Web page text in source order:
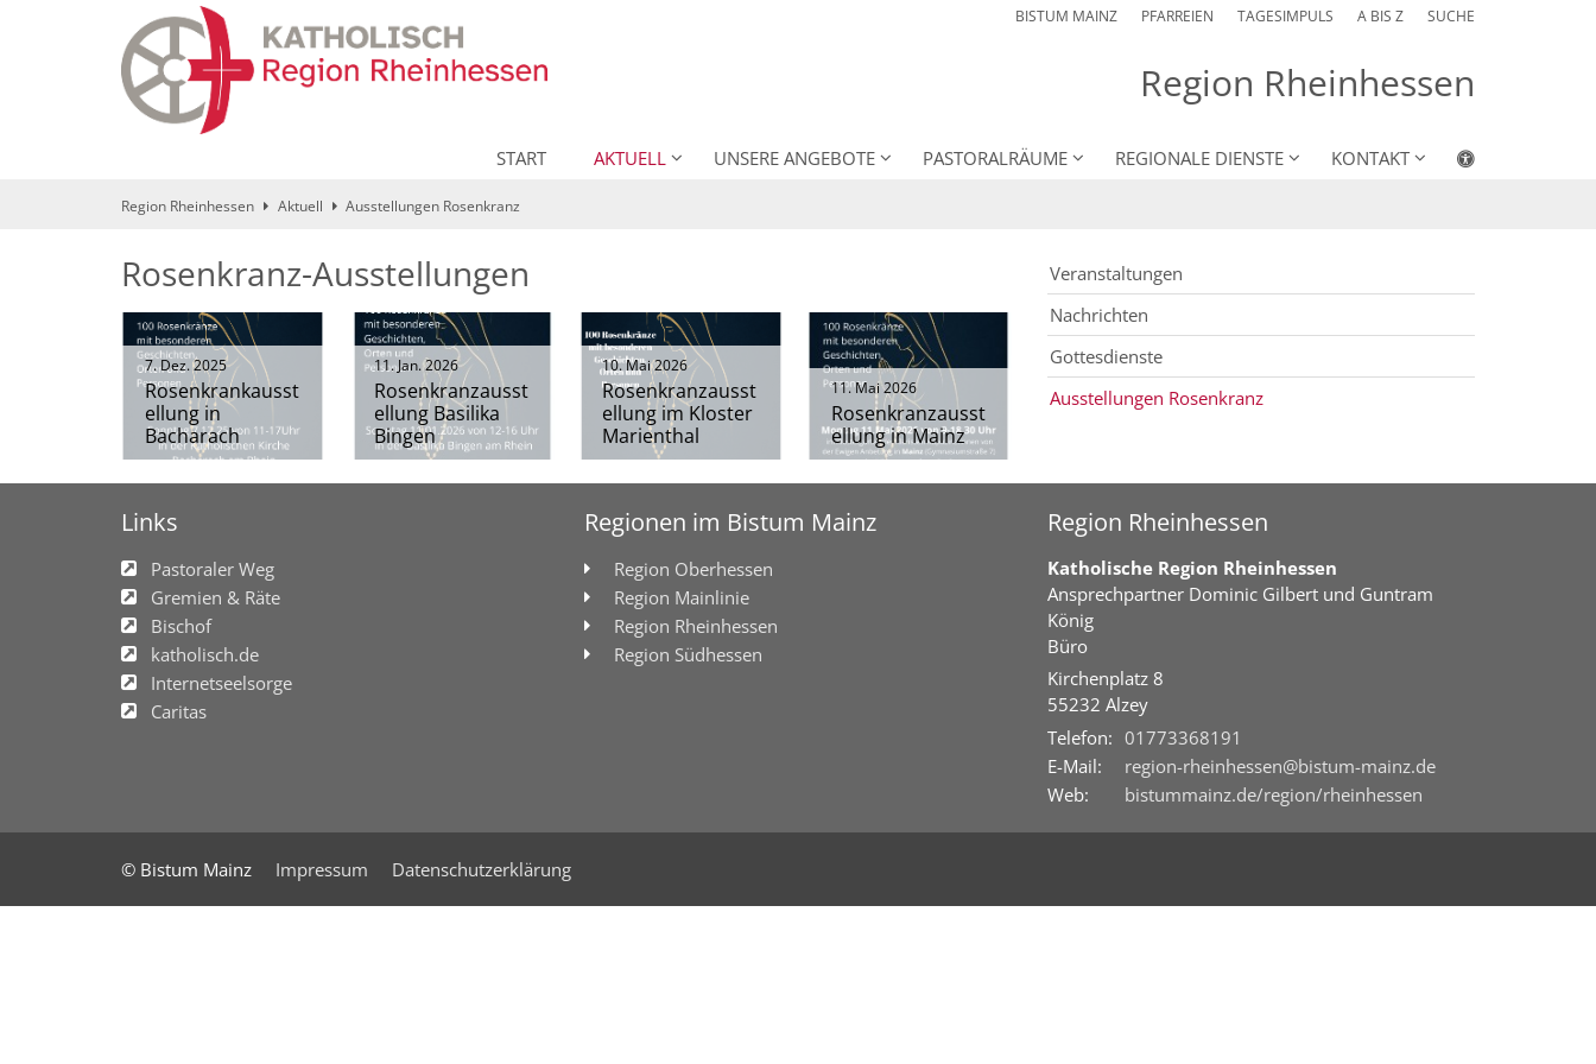
Zum Inhalt springen BISTUM MAINZ PFARREIEN TAGESIMPULS A BIS Z SUCHE
Region Rheinhessen
START AKTUELL UNSERE ANGEBOTE PASTORALRÄUME REGIONALE DIENSTE KONTAKT
Region Rheinhessen Aktuell Ausstellungen Rosenkranz
Rosenkranz-Ausstellungen
7. Dez. 2025
Rosenkrankausst
ellung in
Bacharach
11. Jan. 2026
Rosenkranzausst
ellung Basilika
Bingen
10. Mai 2026
Rosenkranzausst
ellung im Kloster
Marienthal
11. Mai 2026
Rosenkranzausst
ellung in Mainz
Veranstaltungen
Nachrichten
Gottesdienste
Ausstellungen Rosenkranz
Links
Pastoraler Weg
Gremien & Räte
Bischof
katholisch.de
Internetseelsorge
Caritas
Regionen im Bistum Mainz
Region Oberhessen
Region Mainlinie
Region Rheinhessen
Region Südhessen
Region Rheinhessen
Katholische Region Rheinhessen
Ansprechpartner Dominic Gilbert und Guntram
König
Büro
Kirchenplatz 8
55232 Alzey
Telefon: 01773368191
E-Mail:
region-rheinhessen@bistum-mainz.de
Web:
bistummainz.de/region/rheinhessen
© Bistum Mainz Impressum Datenschutzerklärung